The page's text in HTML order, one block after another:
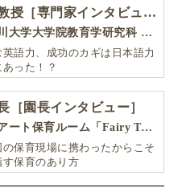
産 妊娠・出産
バサダー
ス淑子（Toshiko Oiwa
自然の中の生活アンバサダ
佐藤久美子 教授［専門家インタビュー］
言語学者・玉川大学大学院教育学研究科 教授・NHK「えいごであそぼ」総合指導
語力、成功のカギは日本語力
った！？
［園長インタビュー］
バイリンガルアート保育ルーム「Fairy Tale（フェアリーテイル）」
の保育現場に携わったからこそ
す保育のあり方